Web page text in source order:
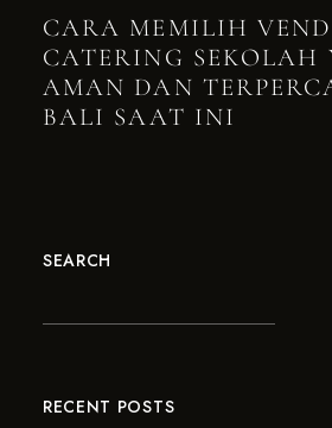
CARA MEMILIH
CATERING SEKOLAH
AMAN DAN
BALI SAAT INI
SEARCH
RECENT POSTS